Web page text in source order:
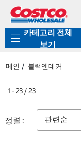
로
기
가
카테고리 전체
보기
메인 블랙앤데커
1 - 23 / 23
정렬 :